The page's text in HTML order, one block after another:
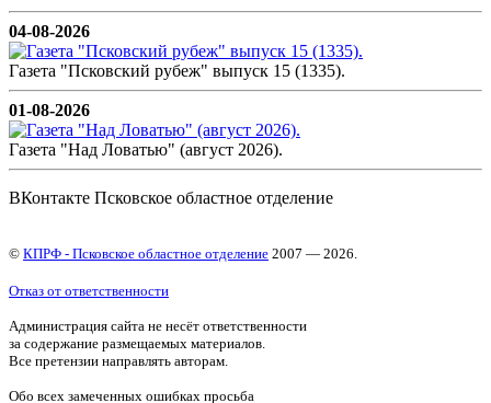
04-08-2026
Газета "Псковский рубеж" выпуск 15 (1335).
01-08-2026
Газета "Над Ловатью" (август 2026).
ВКонтакте Псковское областное отделение
© КПРФ - Псковское областное отделение 2007 — 2026.
Отказ от ответственности
Администрация сайта не несёт ответственности
за содержание размещаемых материалов.
Все претензии направлять авторам.
Обо всех замеченных ошибках просьба